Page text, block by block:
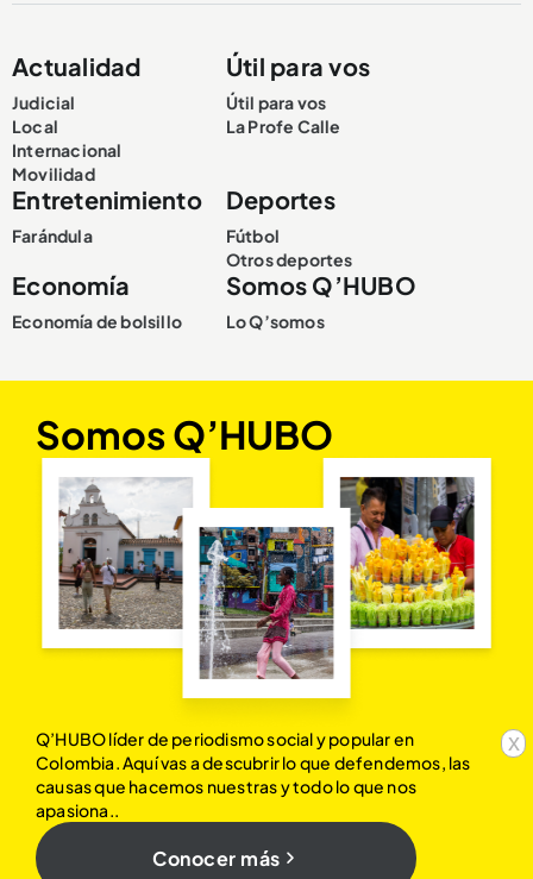
x
Actualidad
Judicial
Local
Internacional
Movilidad
Útil para vos
Útil para vos
La Profe Calle
Entretenimiento
Farándula
Deportes
Fútbol
Otros deportes
Economía
Economía de bolsillo
Somos Q’HUBO
Lo Q’somos
Somos Q’HUBO
Q’HUBO líder de periodismo social y popular en
Colombia. Aquí vas a descubrir lo que defendemos, las
causas que hacemos nuestras y todo lo que nos
apasiona..
Conocer más